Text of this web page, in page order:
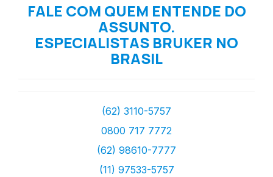
FALE COM QUEM ENTENDE DO
ASSUNTO.
ESPECIALISTAS BRUKER NO
BRASIL
(62) 3110-5757
0800 717 7772
(62) 98610-7777
(11) 97533-5757